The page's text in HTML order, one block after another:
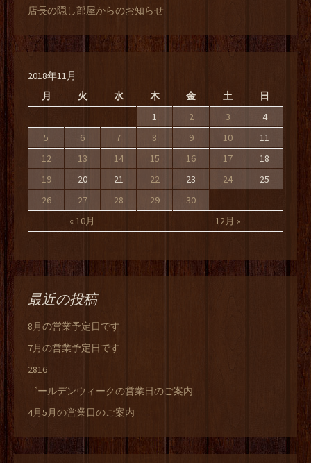
店長の隠し部屋からのお知らせ
2018年11月
月
火 水 木 金 土 日
« 10月 12月 »
1 2 3
4
5
6 7 8 9 10
11
12
13 14 15 16 17
18
19
20 21 22 23 24
25
26
27 28 29 30
最近の投稿
8月の営業予定日です
7月の営業予定日です
2816
ゴールデンウィークの営業日のご案内
4月5月の営業日のご案内